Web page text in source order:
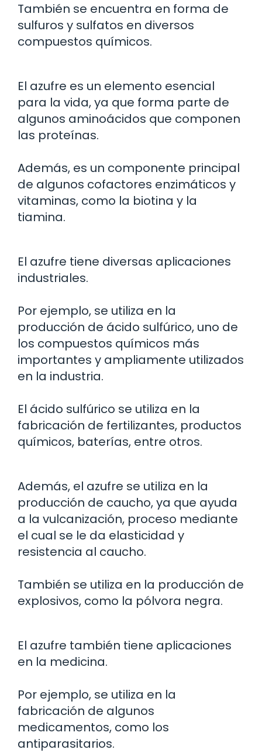
También se encuentra en forma de
sulfuros y sulfatos en diversos
compuestos químicos.
El azufre es un elemento esencial
para la vida, ya que forma parte de
algunos aminoácidos que componen
las proteínas.
Además, es un componente principal
de algunos cofactores enzimáticos y
vitaminas, como la biotina y la
tiamina.
El azufre tiene diversas aplicaciones
industriales.
Por ejemplo, se utiliza en la
producción de ácido sulfúrico, uno de
los compuestos químicos más
importantes y ampliamente utilizados
en la industria.
El ácido sulfúrico se utiliza en la
fabricación de fertilizantes, productos
químicos, baterías, entre otros.
Además, el azufre se utiliza en la
producción de caucho, ya que ayuda
a la vulcanización, proceso mediante
el cual se le da elasticidad y
resistencia al caucho.
También se utiliza en la producción de
explosivos, como la pólvora negra.
El azufre también tiene aplicaciones
en la medicina.
Por ejemplo, se utiliza en la
fabricación de algunos
medicamentos, como los
antiparasitarios.